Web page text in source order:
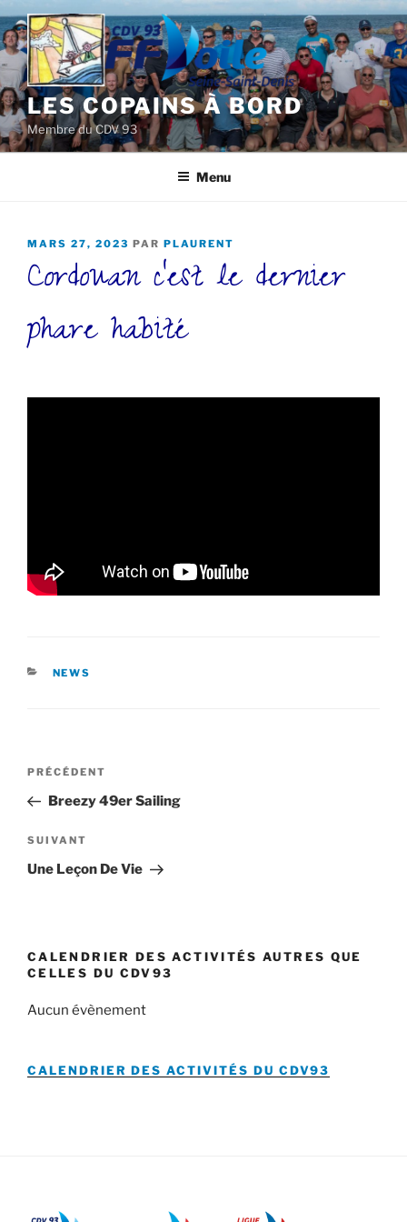
Aller
au
contenu
principal
LES COPAINS À BORD
Membre du CDV 93
Menu
PUBLIÉ
MARS 27, 2023 PAR PLAURENT
Cordouan c’est le dernier
phare habité
CATÉGORIES
NEWS
Navigation
l’article
Article
précédent
PRÉCÉDENT
Breezy 49er Sailing
Article
suivant
SUIVANT
Une Leçon De Vie
CALENDRIER DES ACTIVITÉS AUTRES QUE
CELLES DU CDV93
Aucun évènement
CALENDRIER DES ACTIVITÉS DU CDV93